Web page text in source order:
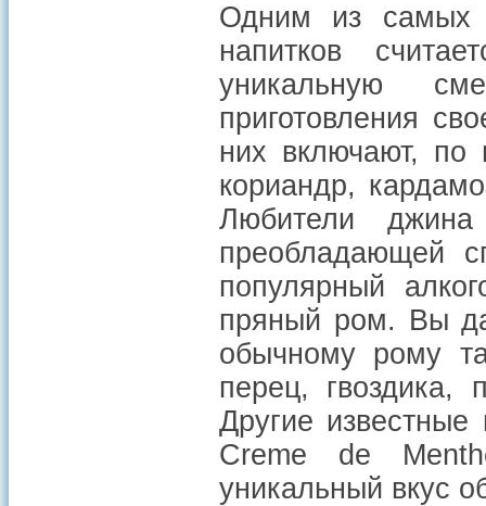
Одним из самых
напитков
уникальную
приготовления
них включают,
кориандр,
Любители
преобладающей
популярный
пряный ром. Вы
обычному рому
перец, гвоздика,
Другие
Creme de
уникальный вкус